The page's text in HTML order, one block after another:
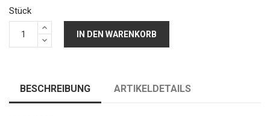
Stück
IN DEN WARENKORB
BESCHREIBUNG ARTIKELDETAILS